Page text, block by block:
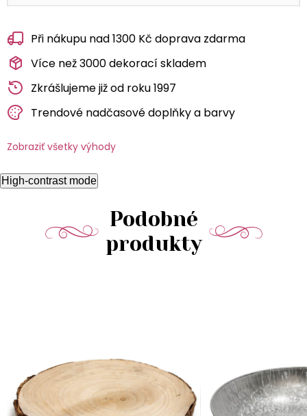
Při nákupu nad 1300 Kč doprava zdarma
Více než 3000 dekorací skladem
Zkrášlujeme již od roku 1997
Trendové nadčasové doplňky a barvy
Zobraziť všetky výhody
High-contrast mode
Podobné
produkty